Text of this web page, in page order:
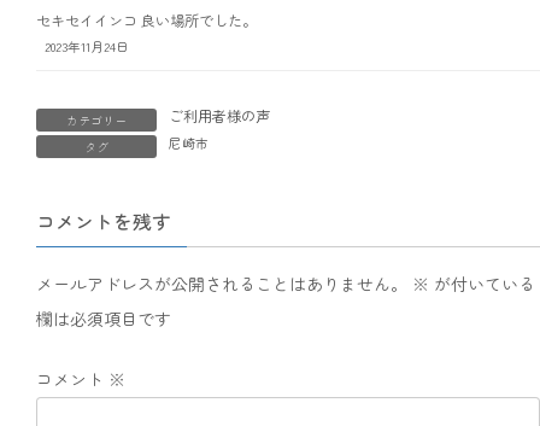
セキセイインコ 良い場所でした。
2023年11月24日
カテゴリー ご利用者様の声
タグ 尼崎市
コメントを残す
メールアドレスが公開されることはありません。 ※ が付いている
欄は必須項目です
コメント ※